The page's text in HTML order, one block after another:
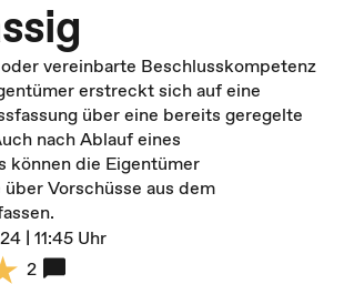
vereinbarte Beschlusskompetenz
erstreckt sich auf eine
über eine bereits geregelte
nach Ablauf eines
können die Eigentümer
Vorschüsse aus dem
| 11:45 Uhr
2